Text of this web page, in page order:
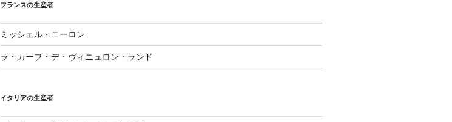
フランスの生産者
ミッシェル・ニーロン
ラ・カーブ・デ・ヴィニュロン・ランド
イタリアの生産者